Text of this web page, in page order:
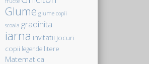
Glume glume copii
scoala gradinita
iarna invitatii Jocuri
copii legende litere
Matematica